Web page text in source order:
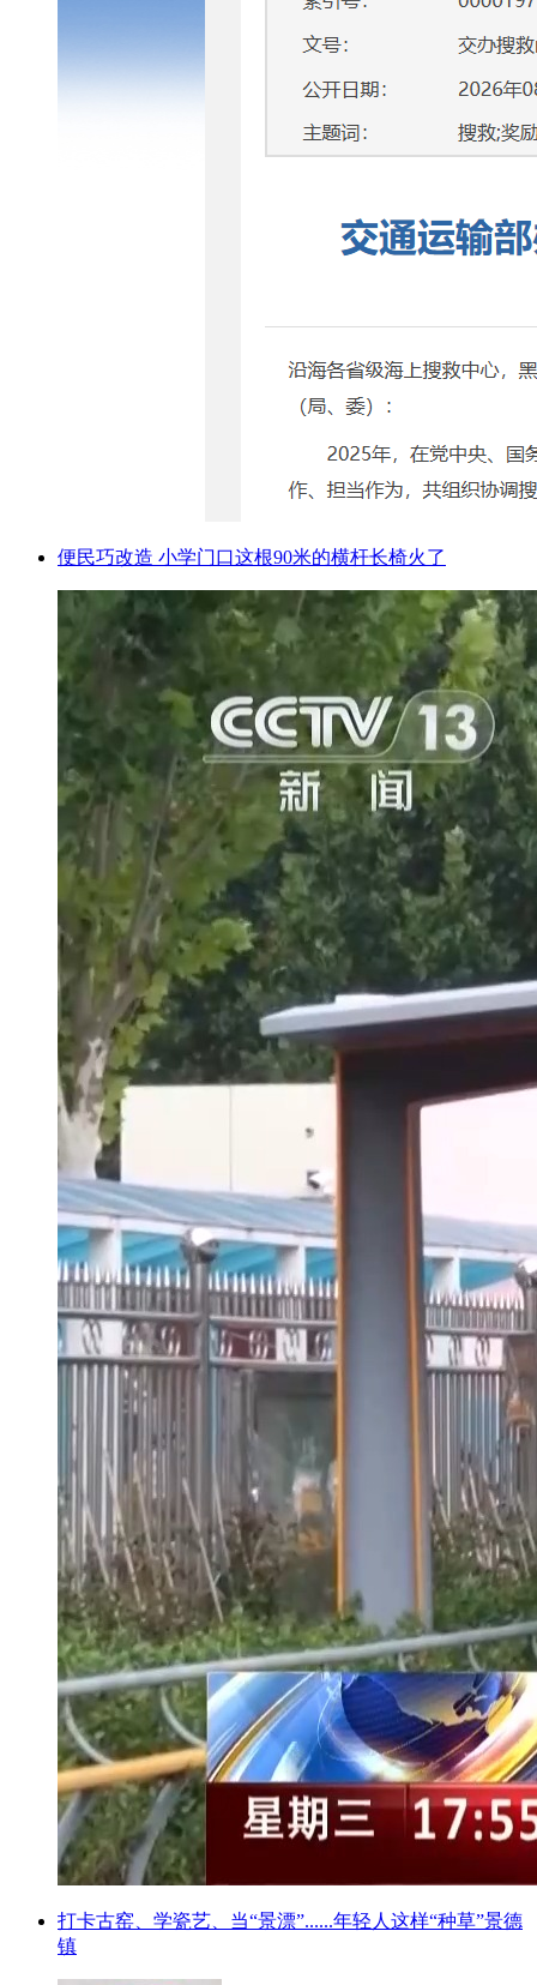
便民巧改造 小学门口这根90米的横杆长椅火了
打卡古窑、学瓷艺、当“景漂”......年轻人这样“种草”景德
镇